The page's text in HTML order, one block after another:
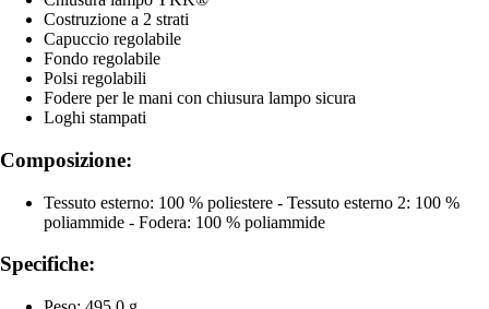
Costruzione a 2 strati
Capuccio regolabile
Fondo regolabile
Polsi regolabili
Fodere per le mani con chiusura lampo sicura
Loghi stampati
Composizione:
Tessuto esterno: 100 % poliestere - Tessuto esterno 2: 100 %
poliammide - Fodera: 100 % poliammide
Specifiche: